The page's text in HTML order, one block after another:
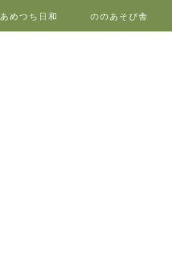
あめつち日和 ののあそび舎